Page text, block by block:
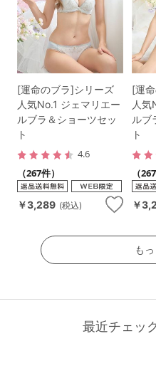
[運命のブラ]シリーズ
人気No.1 ジェマリエー
ルブラ＆ショーツセッ
ト
4.6
（267件）
￥3,289 (税込)
[運
人気
ルブ
ト
（
￥
も
最近チェッ